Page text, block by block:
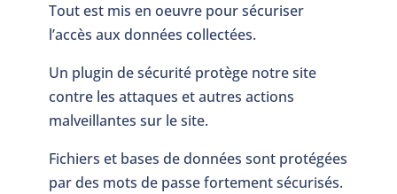
Tout est mis en oeuvre pour sécuriser
l’accès aux données collectées.
Un plugin de sécurité protège notre site
contre les attaques et autres actions
malveillantes sur le site.
Fichiers et bases de données sont protégées
par des mots de passe fortement sécurisés.